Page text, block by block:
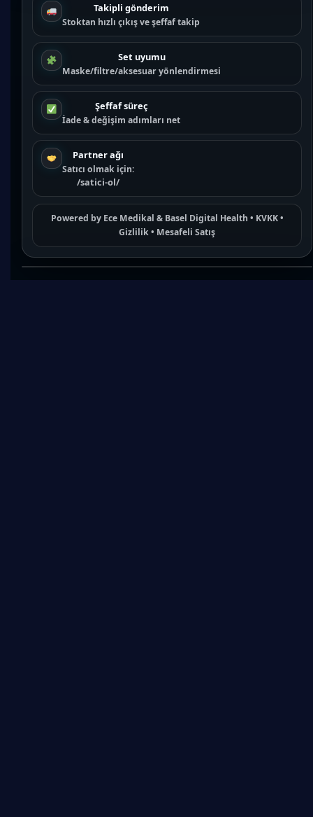
Takipli gönderim
Stoktan hızlı çıkış ve şeffaf takip
Set uyumu
Maske/filtre/aksesuar yönlendirmesi
Şeffaf süreç
İade & değişim adımları net
Partner ağı
Satıcı olmak için:
/satici-ol/
Powered by Ece Medikal & Basel Digital Health • KVKK•
Gizlilik• Mesafeli Satış